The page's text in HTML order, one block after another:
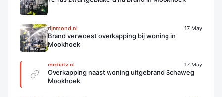
rijnmond.nl 17 May
Brand verwoest overkapping bij woning in
Mookhoek
mediatv.nl 17 May
Overkapping naast woning uitgebrand Schaweg
Mookhoek